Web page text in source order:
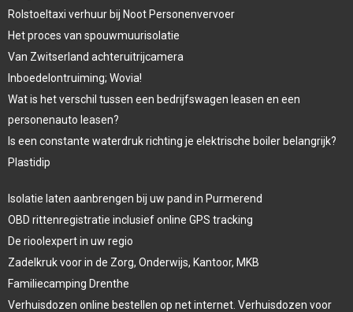
Rolstoeltaxi verhuur bij Noot Personenvervoer
Het proces van spouwmuurisolatie
Van Zwitserland achteruitrijcamera
Inboedelontruiming; Wovia!
Wat is het verschil tussen een bedrijfswagen leasen en een
personenauto leasen?
Is een constante waterdruk richting je elektrische boiler belangrijk?
Plastidip
Isolatie laten aanbrengen bij uw pand in Purmerend
OBD rittenregistratie inclusief online GPS tracking
De rioolexpert in uw regio
Zadelkruk voor in de Zorg, Onderwijs, Kantoor, MKB
Familiecamping Drenthe
Verhuisdozen online bestellen op net internet. Verhuisdozen voor